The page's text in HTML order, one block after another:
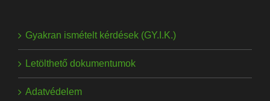
Gyakran ismételt kérdések (GY.I.K.)
Letölthető dokumentumok
Adatvédelem